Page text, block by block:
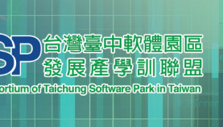
臺中軟體園區發展
of Taichung Software Park